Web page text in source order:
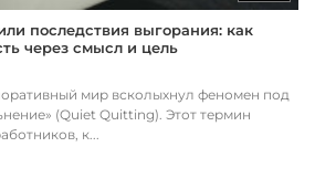
последствия выгорания: как
через смысл и цель
мир всколыхнул феномен под
(Quiet Quitting). Этот термин
к...